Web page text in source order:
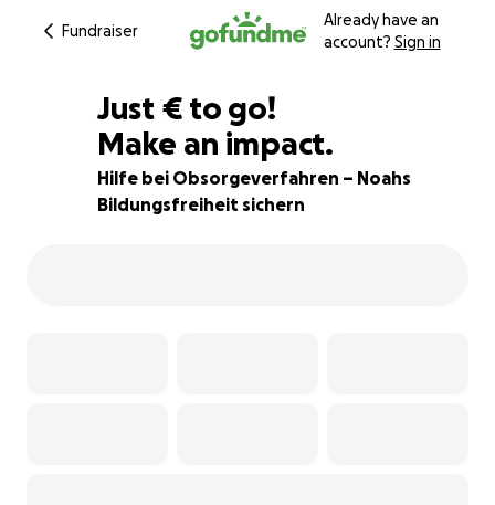
Fundraiser
Already have an
account? Sign in
87% complete
Just €385
€ to go!
Make an impact.
Hilfe bei Obsorgeverfahren – Noahs
Bildungsfreiheit sichern